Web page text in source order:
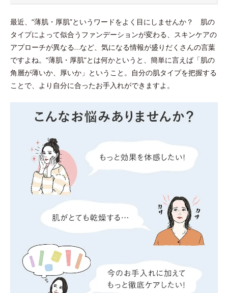
最近、“薄肌・厚肌”というワードをよく目にしませんか？ 肌の
タイプによって似合うファンデーションが変わる、スキンケアの
アプローチが異なる…など、気になる情報が盛りだくさんの言葉
ですよね。“薄肌・厚肌”とは何かというと、簡単に言えば「肌の
角層が薄いか、厚いか」ということ。自分の肌タイプを把握する
ことで、より自分に合ったお手入れができますよ。